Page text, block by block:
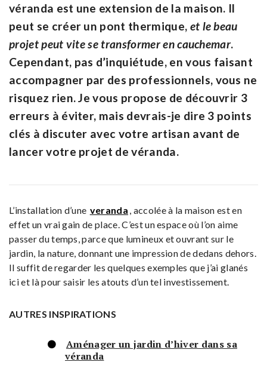
véranda est une extension de la maison. Il
peut se créer un pont thermique, et le beau
projet peut vite se transformer en cauchemar.
Cependant, pas d’inquiétude, en vous faisant
accompagner par des professionnels, vous ne
risquez rien. Je vous propose de découvrir 3
erreurs à éviter, mais devrais-je dire 3 points
clés à discuter avec votre artisan avant de
lancer votre projet de véranda.
L’installation d’une veranda , accolée à la maison est en
effet un vrai gain de place. C’est un espace où l’on aime
passer du temps, parce que lumineux et ouvrant sur le
jardin, la nature, donnant une impression de dedans dehors.
Il suffit de regarder les quelques exemples que j’ai glanés
ici et là pour saisir les atouts d’un tel investissement.
AUTRES INSPIRATIONS
Aménager un jardin d’hiver dans sa
véranda